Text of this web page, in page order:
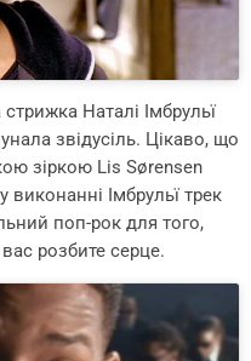
Наталі Імбрульї
звідусіль. Цікаво, що
зіркою Lis Sørensen
Імбрульї трек
поп-рок для того,
розбите серце.